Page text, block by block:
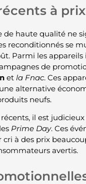
à
de haute qualité ne
reconditionnés se
Parmi les appareils
de
et la Fnac. Ces
alternative
neufs.
il est
Prime Day. Ces
à des prix
avertis.